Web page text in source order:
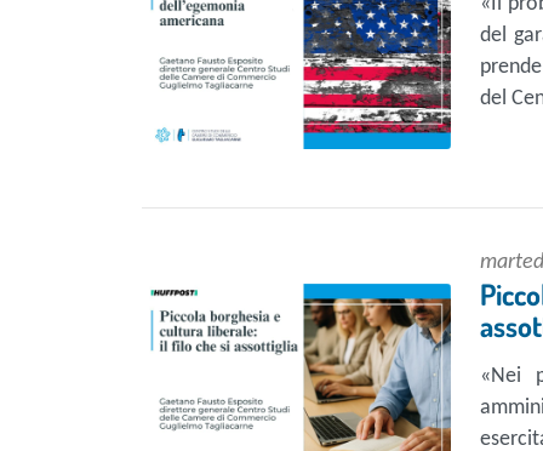
del
del
«Nei